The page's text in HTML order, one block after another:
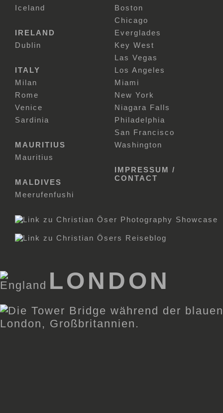
Iceland
IRELAND
Dublin
ITALY
Milan
Rome
Venice
Sardinia
MAURITIUS
Mauritius
MALDIVES
Meerufenfushi
Boston
Chicago
Everglades
Key West
Las Vegas
Los Angeles
Miami
New York
Niagara Falls
Philadelphia
San Francisco
Washington
IMPRESSUM /
CONTACT
LONDON